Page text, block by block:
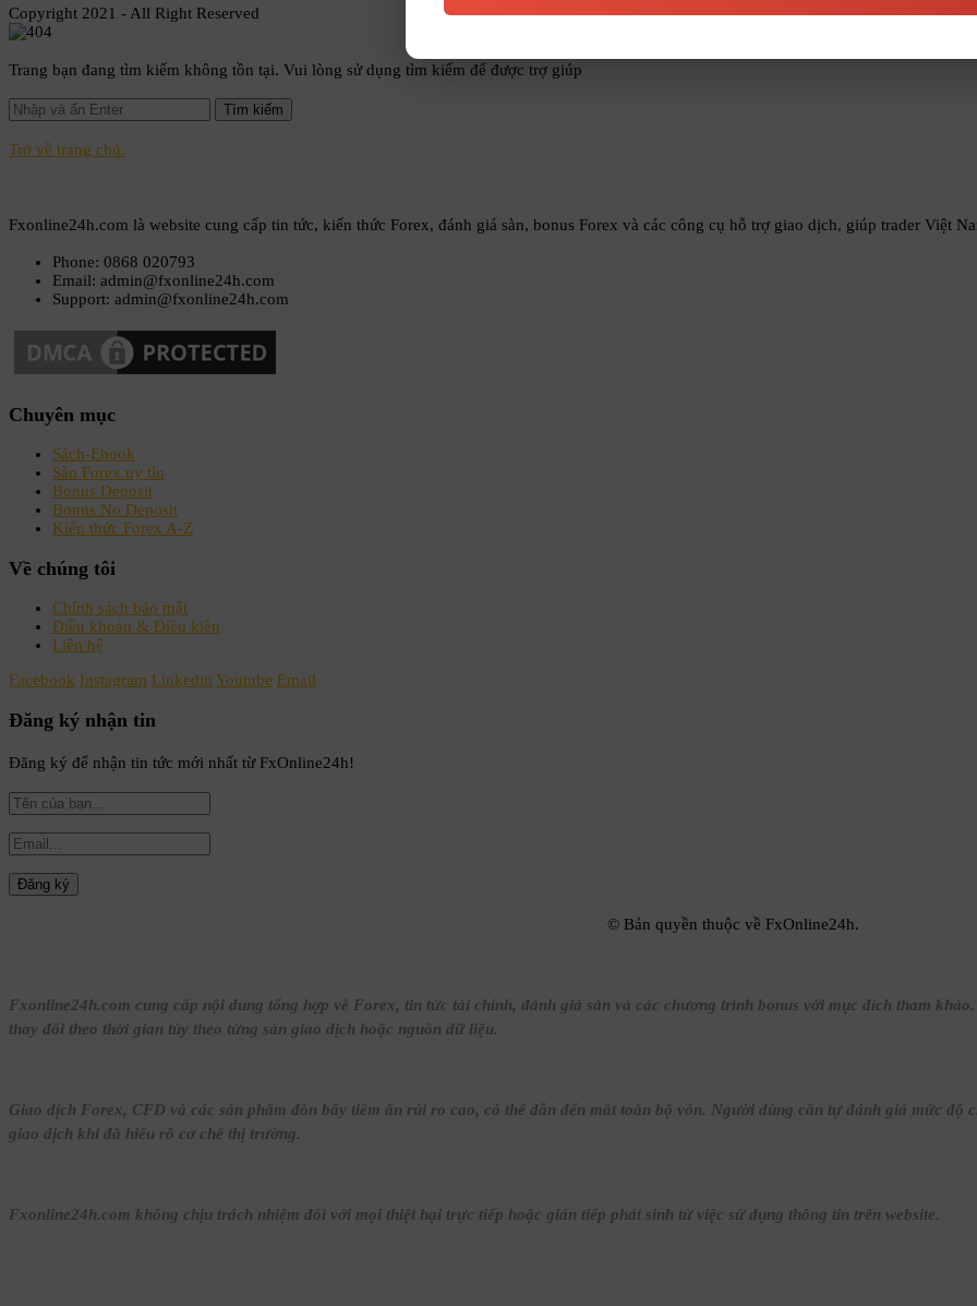
Copyright 2021 - All Right Reserved
Trang bạn đang tìm kiếm không tồn tại. Vui lòng sử dụng tìm kiếm để được trợ giúp
Trở về trang chủ.
Fxonline24h.com là website cung cấp tin tức, kiến thức Forex, đánh giá sàn, bonus Forex và các công cụ hỗ trợ giao dịch, giúp trader Việt
Phone: 0868 020793
Email: admin@fxonline24h.com
Support: admin@fxonline24h.com
Chuyên mục
Sách-Ebook
Sàn Forex uy tín
Bonus Deposit
Bonus No Deposit
Kiến thức Forex A-Z
Về chúng tôi
Chính sách bảo mật
Điều khoản & Điều kiện
Liên hệ
Facebook Instagram Linkedin Youtube Email
Đăng ký nhận tin
Đăng ký để nhận tin tức mới nhất từ FxOnline24h!
© Bản quyền thuộc về FxOnline24h.
Fxonline24h.com cung cấp nội dung tổng hợp về Forex, tin tức tài chính, đánh giá sàn và các chương trình bonus với mục đích tham
thay đổi theo thời gian tùy theo từng sàn giao dịch hoặc nguồn dữ liệu.
Giao dịch Forex, CFD và các sản phẩm đòn bẩy tiềm ẩn rủi ro cao, có thể dẫn đến mất toàn bộ vốn. Người dùng cần tự đánh giá mức
giao dịch khi đã hiểu rõ cơ chế thị trường.
Fxonline24h.com không chịu trách nhiệm đối với mọi thiệt hại trực tiếp hoặc gián tiếp phát sinh từ việc sử dụng thông tin trên website.